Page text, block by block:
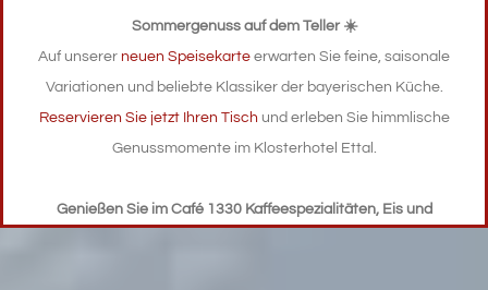
Natur & Kultur
In den Ammergauer Alpen
Sommergenuss auf dem Teller ☀️
Auf unserer neuen Speisekarte erwarten Sie feine, saisonale
Variationen und beliebte Klassiker der bayerischen Küche.
Reservieren Sie jetzt Ihren Tisch und erleben Sie himmlische
Genussmomente im Klosterhotel Ettal.
Genießen Sie im Café 1330 Kaffeespezialitäten, Eis und